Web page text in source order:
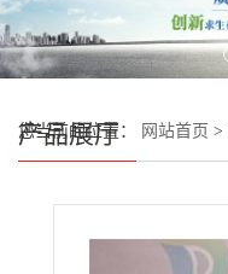
产品展厅
您当前的位置： 网站首页 >